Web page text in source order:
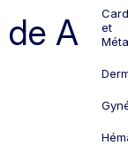
de A
et